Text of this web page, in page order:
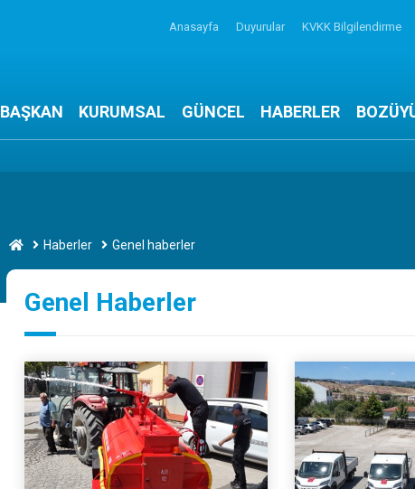
Anasayfa Duyurular KVKK Bilgilendirme
BAŞKAN KURUMSAL GÜNCEL HABERLER
Haberler Genel haberler
Genel Haberler